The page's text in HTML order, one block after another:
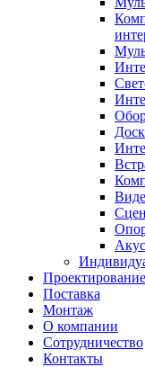
Проектирование
Поставка
Монтаж
О компании
Сотрудничество
Контакты